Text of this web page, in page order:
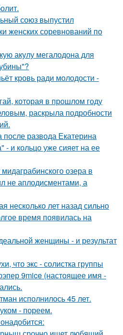
союз выпустил
женских соревнований по
акулу мегалодона для
кровь ради молодости -
которая в прошлом году
раскрыла подробности
развода Екатерина
- и кольцо уже сияет на ее
озера в
не аплодисментами, а
несколько лет назад сильно
время появилась на
женщины - и результат
что экс - солистка группы
9mice (настоящее имя -
исполнилось 45 лет.
- пореем.